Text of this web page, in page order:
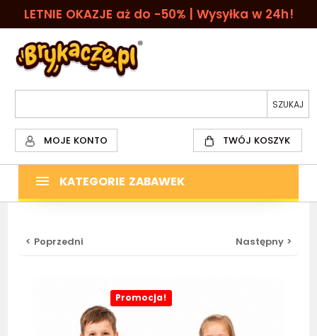
LETNIE OKAZJE aż do -50% | Wysyłka w 24h!
MOJE KONTO TWÓJ KOSZYK
KATEGORIE ZABAWEK
< Poprzedni Następny >
Promocja!